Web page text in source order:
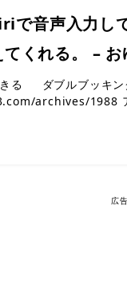
で音声入力し
くれる。 –
る ダブルブッキン
archives/1988
広告